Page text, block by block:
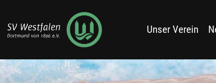
Unser Verein